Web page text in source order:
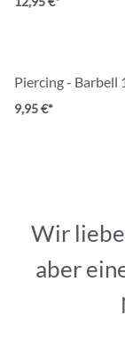
Piercing - Barbell
9,95 €*
Wir
aber